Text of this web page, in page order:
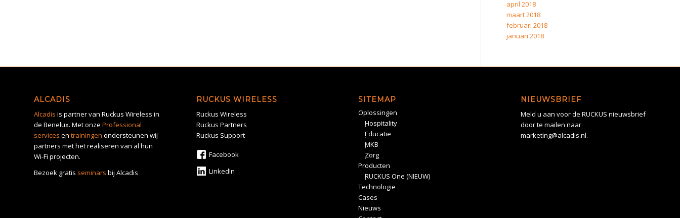
april 2018
maart 2018
februari 2018
januari 2018
ALCADIS
Alcadis is partner van Ruckus Wireless in
de Benelux. Met onze Professional
services en trainingen ondersteunen wij
partners met het realiseren van al hun
Wi-Fi projecten.
Bezoek gratis seminars bij Alcadis
RUCKUS WIRELESS
Ruckus Wireless
Ruckus Partners
Ruckus Support
Facebook
LinkedIn
SITEMAP
Oplossingen
Hospitality
Educatie
MKB
Zorg
Producten
RUCKUS One (NIEUW)
Technologie
Cases
Nieuws
NIEUWSBRIEF
Meld u aan voor de RUCKUS nieuwsbrief
door te mailen naar
marketing@alcadis.nl.